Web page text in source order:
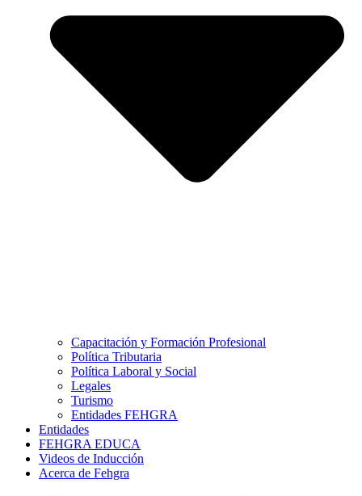
Capacitación y Formación Profesional
Política Tributaria
Política Laboral y Social
Legales
Turismo
Entidades FEHGRA
Entidades
FEHGRA EDUCA
Videos de Inducción
Acerca de Fehgra